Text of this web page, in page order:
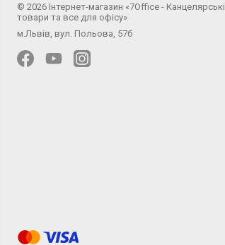
© 2026 Інтернет-магазин «7Office - Канцелярські
товари та все для офісу»
м.Львів, вул. Польова, 57б